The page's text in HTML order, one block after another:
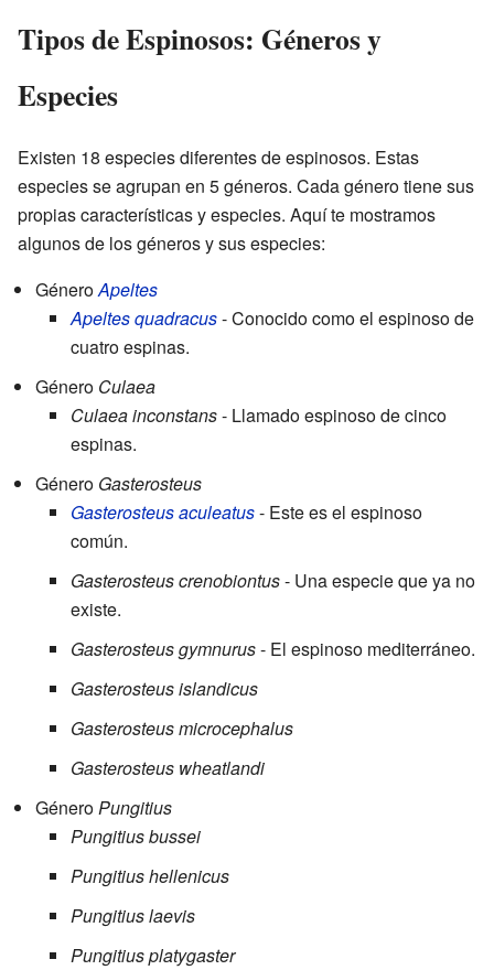
Tipos de Espinosos: Géneros y
Especies
Existen 18 especies diferentes de espinosos. Estas
especies se agrupan en 5 géneros. Cada género tiene sus
propias características y especies. Aquí te mostramos
algunos de los géneros y sus especies:
GéneroApeltes
Apeltes quadracus- Conocido como el espinoso de
cuatro espinas.
Género Culaea
Culaea inconstans- Llamado espinoso de cinco
espinas.
Género Gasterosteus
Gasterosteus aculeatus- Este es el espinoso
común.
Gasterosteus crenobiontus- Una especie que ya no
existe.
Gasterosteus gymnurus- El espinoso mediterráneo.
Gasterosteus islandicus
Gasterosteus microcephalus
Gasterosteus wheatlandi
GéneroPungitius
Pungitius bussei
Pungitius hellenicus
Pungitius laevis
Pungitius platygaster